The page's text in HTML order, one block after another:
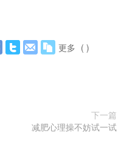
更多 ( )
下一篇
减肥心理操不妨试一试